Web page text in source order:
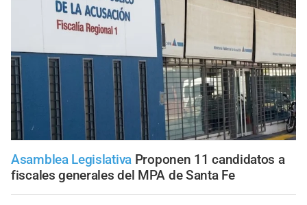
Asamblea Legislativa Proponen 11 candidatos a
fiscales generales del MPA de Santa Fe